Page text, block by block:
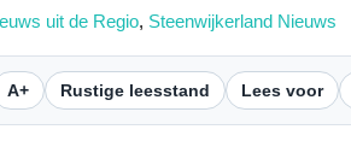
uit de Regio, Steenwijkerland Nieuws
A+ Rustige leesstand Lees voor